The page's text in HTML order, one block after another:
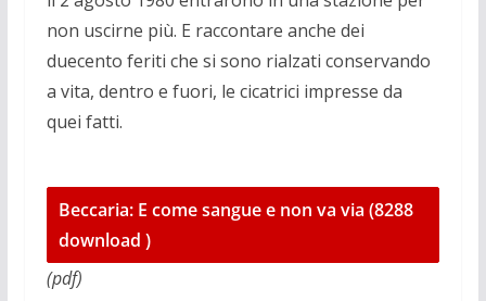
non uscirne più. E raccontare anche dei
duecento feriti che si sono rialzati conservando
a vita, dentro e fuori, le cicatrici impresse da
quei fatti.
Beccaria: E come sangue e non va via (8288
download )
(pdf)